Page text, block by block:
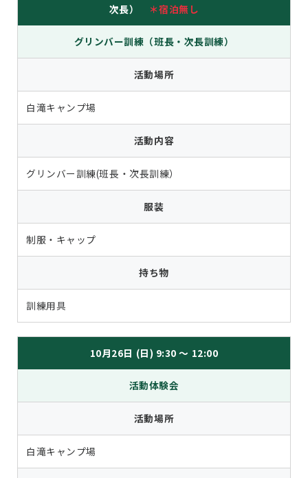
次長）
＊宿泊無し
グリンバー訓練（班長・次長訓練）
活動場所
白滝キャンプ場
活動内容
グリンバー訓練(班長・次長訓練）
服装
制服・キャップ
持ち物
訓練用具
10月26日 (日) 9:30 ～ 12:00
活動体験会
活動場所
白滝キャンプ場